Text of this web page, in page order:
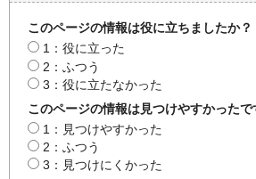
このページの情報は役に立ちましたか？
1：役に立った
2：ふつう
3：役に立たなかった
このページの情報は見つけやすかったで
1：見つけやすかった
2：ふつう
3：見つけにくかった